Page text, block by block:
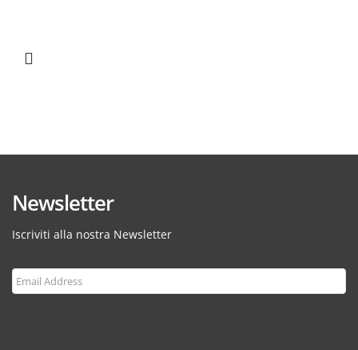
Newsletter
Iscriviti alla nostra Newsletter